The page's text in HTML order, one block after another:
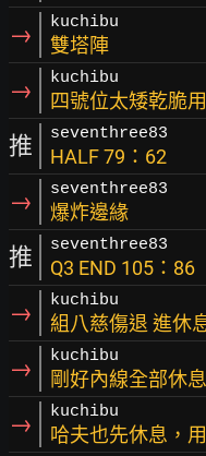
→ kuchibu
雙塔陣
→ kuchibu
四號位太矮乾脆
推 seventhree83
HALF 79：62
→ seventhree83
爆炸邊緣
推 seventhree83
Q3 END 105：86
→ kuchibu
組八慈傷退 進休
→ kuchibu
剛好內線全部休
→ kuchibu
哈夫也先休息，